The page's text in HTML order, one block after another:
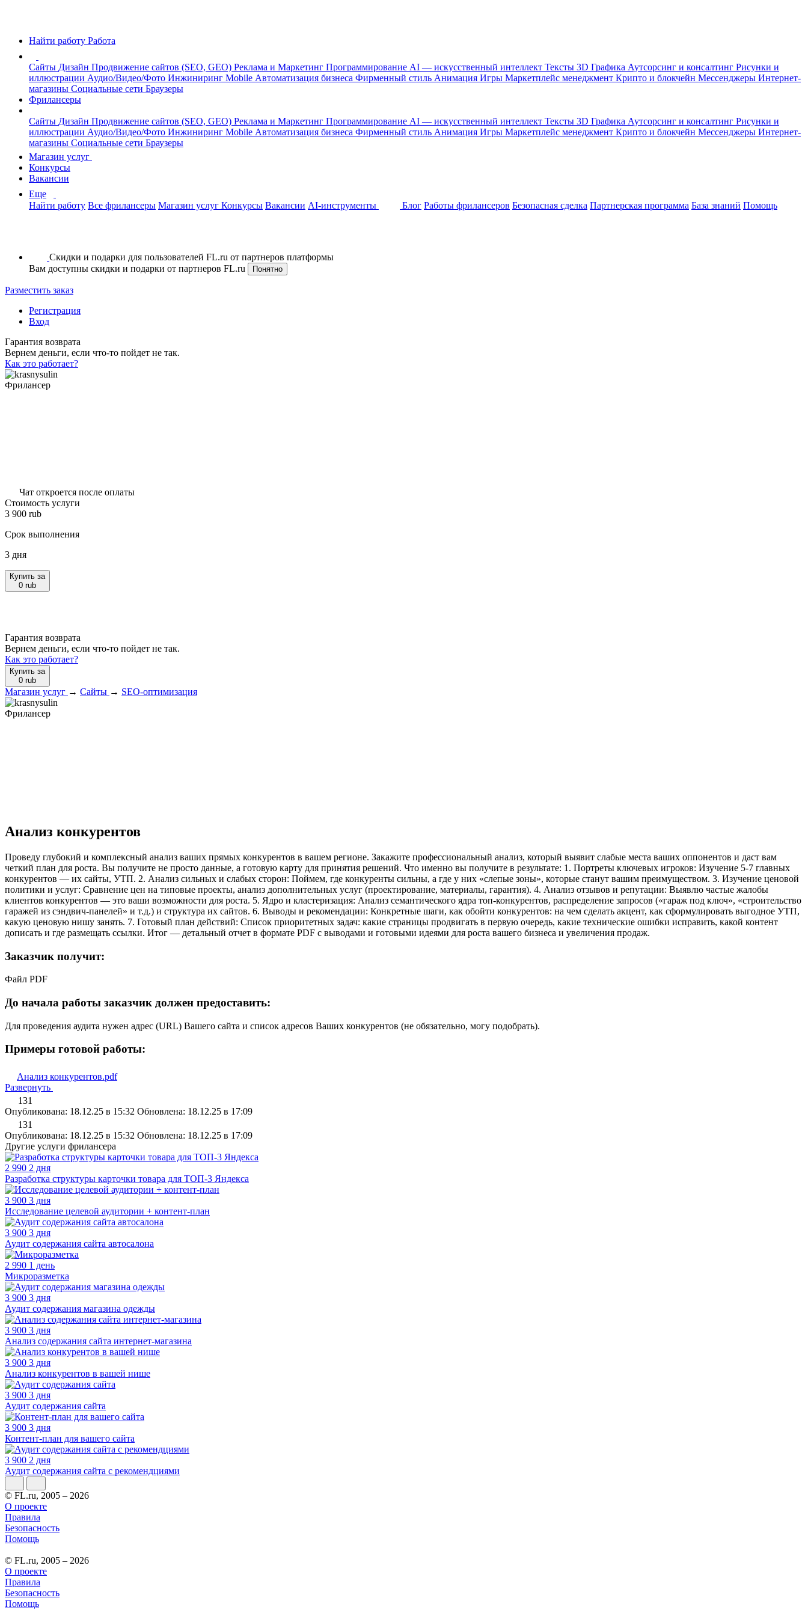
Найти работу Работа
Сайты Дизайн Продвижение сайтов (SEO, GEO) Реклама и Маркетинг Программирование AI — искусственный интеллект Тексты 3D Графика Аутсорсинг и консалтинг Рисунки и
иллюстрации Аудио/Видео/Фото Инжиниринг Mobile Автоматизация бизнеса Фирменный стиль Анимация Игры Маркетплейс менеджмент Крипто и блокчейн Мессенджеры Интернет-
магазины Социальные сети Браузеры
Фрилансеры
Сайты Дизайн Продвижение сайтов (SEO, GEO) Реклама и Маркетинг Программирование AI — искусственный интеллект Тексты 3D Графика Аутсорсинг и консалтинг Рисунки и
иллюстрации Аудио/Видео/Фото Инжиниринг Mobile Автоматизация бизнеса Фирменный стиль Анимация Игры Маркетплейс менеджмент Крипто и блокчейн Мессенджеры Интернет-
магазины Социальные сети Браузеры
Магазин услуг
Конкурсы
Вакансии
Еще
Найти работу Все фрилансеры Магазин услуг Конкурсы Вакансии AI-инструменты Блог Работы фрилансеров Безопасная сделка Партнерская программа База знаний Помощь
Скидки и подарки для пользователей FL.ru от партнеров платформы
Вам доступны скидки и подарки от партнеров FL.ru
Понятно
Разместить заказ
Регистрация
Вход
Гарантия возврата
Вернем деньги, если что-то пойдет не так.
Как это работает?
Фрилансер
Чат откроется после оплаты
Стоимость услуги
3 900 rub
Срок выполнения
3 дня
Купить за
0 rub
Гарантия возврата
Вернем деньги, если что-то пойдет не так.
Как это работает?
Купить за
0 rub
Магазин услуг → Сайты → SEO-оптимизация
Фрилансер
Анализ конкурентов
Проведу глубокий и комплексный анализ ваших прямых конкурентов в вашем регионе. Закажите профессиональный анализ, который выявит слабые места ваших оппонентов и даст вам
четкий план для роста. Вы получите не просто данные, а готовую карту для принятия решений. Что именно вы получите в результате: 1. Портреты ключевых игроков: Изучение 5-7 главных
конкурентов — их сайты, УТП. 2. Анализ сильных и слабых сторон: Поймем, где конкуренты сильны, а где у них «слепые зоны», которые станут вашим преимуществом. 3. Изучение ценовой
политики и услуг: Сравнение цен на типовые проекты, анализ дополнительных услуг (проектирование, материалы, гарантия). 4. Анализ отзывов и репутации: Выявлю частые жалобы
клиентов конкурентов — это ваши возможности для роста. 5. Ядро и кластеризация: Анализ семантического ядра топ-конкурентов, распределение запросов («гараж под ключ», «строительство
гаражей из сэндвич-панелей» и т.д.) и структура их сайтов. 6. Выводы и рекомендации: Конкретные шаги, как обойти конкурентов: на чем сделать акцент, как сформулировать выгодное УТП,
какую ценовую нишу занять. 7. Готовый план действий: Список приоритетных задач: какие страницы продвигать в первую очередь, какие технические ошибки исправить, какой контент
дописать и где размещать ссылки. Итог — детальный отчет в формате PDF с выводами и готовыми идеями для роста вашего бизнеса и увеличения продаж.
Заказчик получит:
Файл PDF
До начала работы заказчик должен предоставить:
Для проведения аудита нужен адрес (URL) Вашего сайта и список адресов Ваших конкурентов (не обязательно, могу подобрать).
Примеры готовой работы:
Анализ конкурентов.pdf
Развернуть
131
Опубликована: 18.12.25 в 15:32 Обновлена: 18.12.25 в 17:09
131
Опубликована: 18.12.25 в 15:32 Обновлена: 18.12.25 в 17:09
Другие услуги фрилансера
2 990 2 дня
Разработка структуры карточки товара для ТОП-3 Яндекса
3 900 3 дня
Исследование целевой аудитории + контент-план
3 900 3 дня
Аудит содержания сайта автосалона
2 990 1 день
Микроразметка
3 900 3 дня
Аудит содержания магазина одежды
3 900 3 дня
Анализ содержания сайта интернет-магазина
3 900 3 дня
Анализ конкурентов в вашей нише
3 900 3 дня
Аудит содержания сайта
3 900 3 дня
Контент-план для вашего сайта
3 900 2 дня
Аудит содержания сайта с рекомендциями
© FL.ru, 2005 – 2026
О проекте
Правила
Безопасность
Помощь
© FL.ru, 2005 – 2026
О проекте
Правила
Безопасность
Помощь